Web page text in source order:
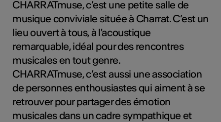
CHARRATmuse, c’est une petite salle de
musique conviviale située à Charrat. C’est un
lieu ouvert à tous, à l'acoustique
remarquable, idéal pour des rencontres
musicales en tout genre.
CHARRATmuse, c’est aussi une association
de personnes enthousiastes qui aiment à se
retrouver pour partager des émotion
musicales dans un cadre sympathique et